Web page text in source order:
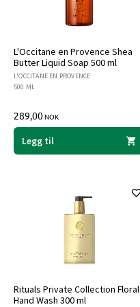
L'Occitane en Provence Shea
Butter Liquid Soap 500 ml
L'OCCITANE EN PROVENCE
500 ML
289,00NOK
Legg til
Rituals Private Collection Floral
Hand Wash 300 ml